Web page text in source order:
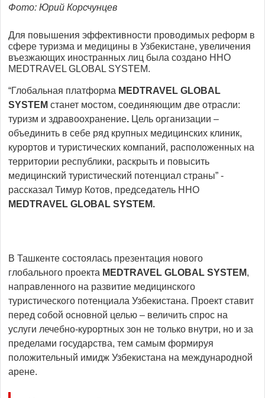
Фото: Юрий Корсчунцев
Для повышения эффективности проводимых реформ в
сфере туризма и медицины в Узбекистане, увеличения
въезжающих иностранных лиц была создано ННО
MEDTRAVEL GLOBAL SYSTEM.
“Глобальная платформа MEDTRAVEL GLOBAL
SYSTEM станет мостом, соединяющим две отрасли:
туризм и здравоохранение. Цель организации –
объединить в себе ряд крупных медицинских клиник,
курортов и туристических компаний, расположенных на
территории республики, раскрыть и повысить
медицинский туристический потенциал страны” -
рассказал Тимур Котов, председатель ННО
MEDTRAVEL GLOBAL SYSTEM.
В Ташкенте состоялась презентация нового
глобального проекта MEDTRAVEL GLOBAL SYSTEM,
направленного на развитие медицинского
туристического потенциала Узбекистана. Проект ставит
перед собой основной целью – величить спрос на
услуги лечебно-курортных зон не только внутри, но и за
пределами государства, тем самым формируя
положительный имидж Узбекистана на международной
арене.